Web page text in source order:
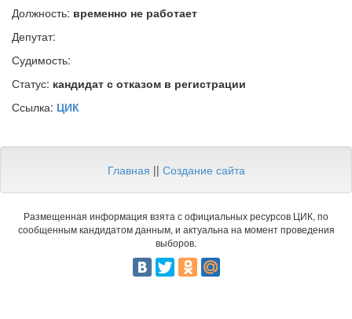
Должность: временно не работает
Депутат:
Судимость:
Статус: кандидат с отказом в регистрации
Ссылка: ЦИК
Главная || Создание сайта
Размещенная информация взята с официальных ресурсов ЦИК, по
сообщенным кандидатом данным, и актуальна на момент проведения
выборов.